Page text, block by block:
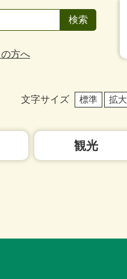
方へ
文字サイズ 標準 拡大
観光